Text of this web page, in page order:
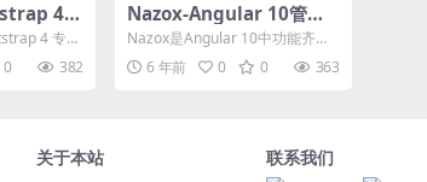
4
4 专业
HTM...
0 382
Nazox-Angular 10管理
和仪表板模板
Nazox是Angular 10中功能齐全
的高级管理仪表板模板，具有fac
k后端...
6 年前 0 0 363
关于本站
联系我们